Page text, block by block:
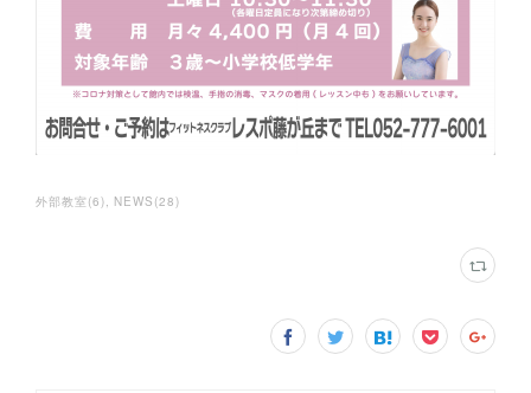
外部教室(6) NEWS (28)